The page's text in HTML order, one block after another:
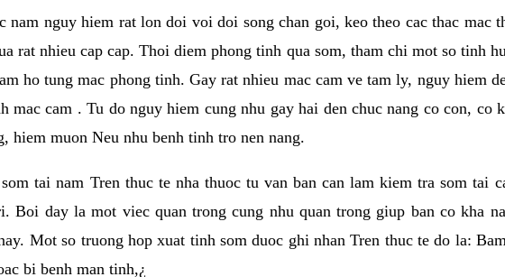
nam nguy hiem rat lon doi voi doi song chan goi, keo theo cac thac mac
rat nhieu cap cap. Thoi diem phong tinh qua som, tham chi mot so tinh
ho tung mac phong tinh. Gay rat nhieu mac cam ve tam ly, nguy hiem
mac cam . Tu do nguy hiem cung nhu gay hai den chuc nang co con, co
hiem muon Neu nhu benh tinh tro nen nang.
tai nam Tren thuc te nha thuoc tu van ban can lam kiem tra som tai
Boi day la mot viec quan trong cung nhu quan trong giup ban co kha
Mot so truong hop xuat tinh som duoc ghi nhan Tren thuc te do la:
bi benh man tinh,¿